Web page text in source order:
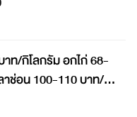
ท/กิโลกรัม อกไก่ 68-
ช่อน 100-110 บาท/